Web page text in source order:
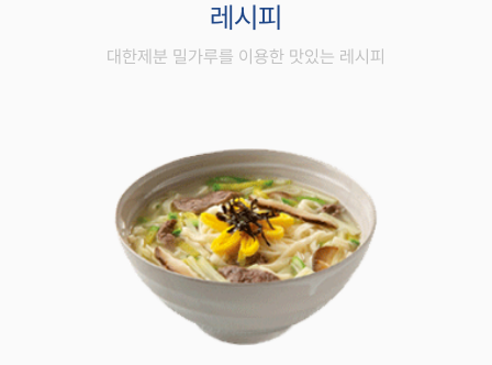
레시피
대한제분 밀가루를 이용한 맛있는 레시피